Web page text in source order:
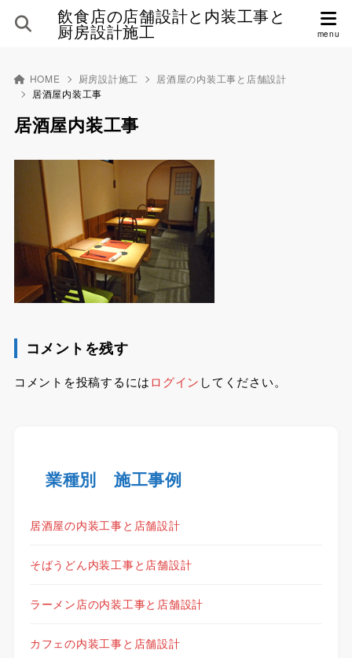
飲食店の店舗設計と内装工事と
厨房設計施工
HOME 厨房設計施工
居酒屋の内装工事と店舗設計
居酒屋内装工事
居酒屋内装工事
コメントを残す
コメントを投稿するにはログイン してください。
業種別 施工事例
居酒屋の内装工事と店舗設計
そばうどん内装工事と店舗設計
ラーメン店の内装工事と店舗設計
カフェの内装工事と店舗設計